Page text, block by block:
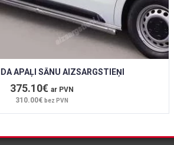
APAĻI SĀNU AIZSARGSTIEŅI
375.10€ ar PVN
310.00€ bez PVN